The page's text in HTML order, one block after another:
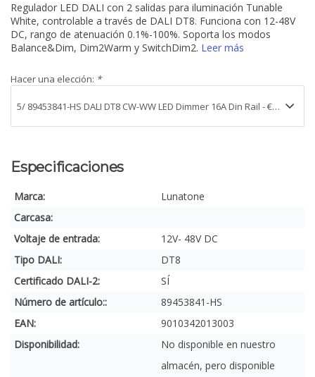
Regulador LED DALI con 2 salidas para iluminación Tunable
White, controlable a través de DALI DT8. Funciona con 12-48V
DC, rango de atenuación 0.1%-100%. Soporta los modos
Balance&Dim, Dim2Warm y SwitchDim2. Leer más
Hacer una elección: *
Especificaciones
Marca:
Lunatone
Carcasa:
Voltaje de entrada:
12V- 48V DC
Tipo DALI:
DT8
Certificado DALI-2:
SÍ
Número de artículo::
89453841-HS
EAN:
9010342013003
Disponibilidad:
No disponible en nuestro
almacén, pero disponible